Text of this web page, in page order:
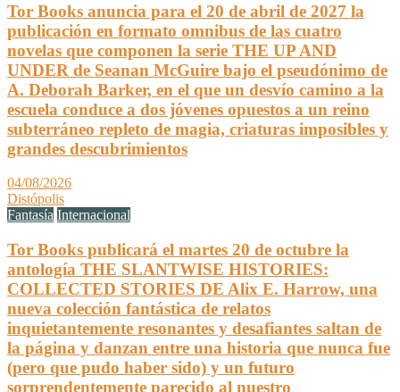
Tor Books anuncia para el 20 de abril de 2027 la
publicación en formato omnibus de las cuatro
novelas que componen la serie THE UP AND
UNDER de Seanan McGuire bajo el pseudónimo de
A. Deborah Barker, en el que un desvío camino a la
escuela conduce a dos jóvenes opuestos a un reino
subterráneo repleto de magia, criaturas imposibles y
grandes descubrimientos
04/08/2026
Distópolis
Fantasía Internacional
Tor Books publicará el martes 20 de octubre la
antología THE SLANTWISE HISTORIES:
COLLECTED STORIES DE Alix E. Harrow, una
nueva colección fantástica de relatos
inquietantemente resonantes y desafiantes saltan de
la página y danzan entre una historia que nunca fue
(pero que pudo haber sido) y un futuro
sorprendentemente parecido al nuestro